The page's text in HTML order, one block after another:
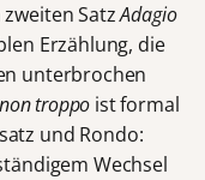
SatzAdagio
Erzählung, die
unterbrochen
troppo ist formal
und Rondo:
Wechsel